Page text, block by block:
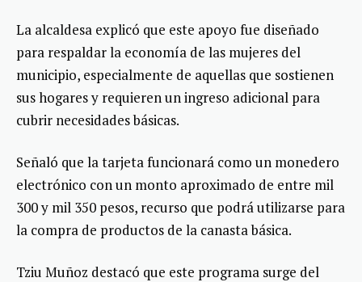
La alcaldesa explicó que este apoyo fue diseñado
para respaldar la economía de las mujeres del
municipio, especialmente de aquellas que sostienen
sus hogares y requieren un ingreso adicional para
cubrir necesidades básicas.
Señaló que la tarjeta funcionará como un monedero
electrónico con un monto aproximado de entre mil
300 y mil 350 pesos, recurso que podrá utilizarse para
la compra de productos de la canasta básica.
Tziu Muñoz destacó que este programa surge del